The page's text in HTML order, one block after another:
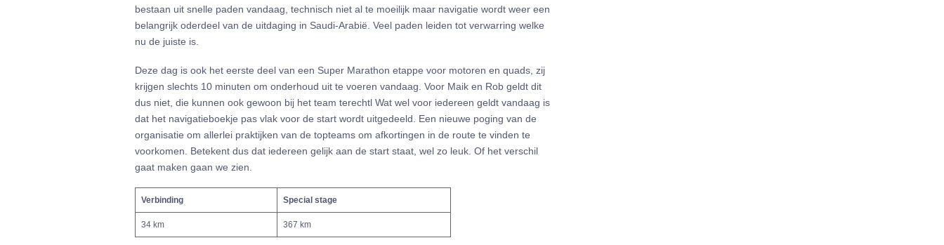
bestaan uit snelle paden vandaag, technisch niet al te moeilijk maar navigatie wordt weer een
belangrijk oderdeel van de uitdaging in Saudi-Arabië. Veel paden leiden tot verwarring welke
nu de juiste is.
Deze dag is ook het eerste deel van een Super Marathon etappe voor motoren en quads, zij
krijgen slechts 10 minuten om onderhoud uit te voeren vandaag. Voor Maik en Rob geldt dit
dus niet, die kunnen ook gewoon bij het team terechtl Wat wel voor iedereen geldt vandaag is
dat het navigatieboekje pas vlak voor de start wordt uitgedeeld. Een nieuwe poging van de
organisatie om allerlei praktijken van de topteams om afkortingen in de route te vinden te
voorkomen. Betekent dus dat iedereen gelijk aan de start staat, wel zo leuk. Of het verschil
gaat maken gaan we zien.
Verbinding Special stage
34 km 367 km